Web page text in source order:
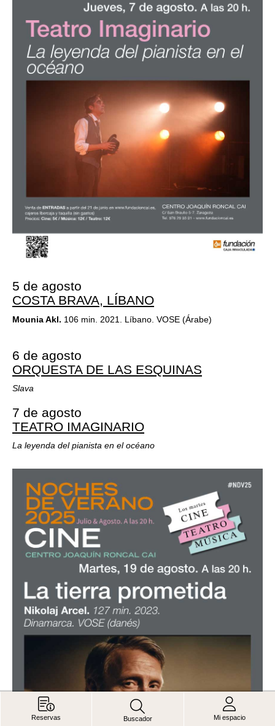
Reservas Buscador Mi espacio
5 de agosto
COSTA BRAVA, LÍBANO
Mounia Akl. 106 min. 2021. Líbano. VOSE (Árabe)
6 de agosto
ORQUESTA DE LAS ESQUINAS
Slava
7 de agosto
TEATRO IMAGINARIO
La leyenda del pianista en el océano